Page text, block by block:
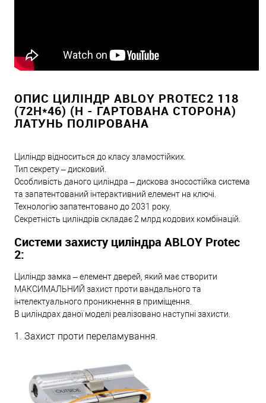
ОПИС ЦИЛІНДР ABLOY PROTEC2 118
(72H*46) (H - ГАРТОВАНА СТОРОНА)
ЛАТУНЬ ПОЛІРОВАНА
Циліндр відноситься до класу зламостійких.
Тип секрету – дисковий.
Особливість даного циліндра – дискова зносостійка система
та запатентований інтерактивний елемент на ключі.
Технологію запатентовано до 2031 року.
Секретність циліндрів складає 2 млрд кодових комбінацій.
Системи захисту циліндра ABLOY Protec
2:
Циліндр замка – елемент дверей, який має створити
МАКСИМАЛЬНИЙ захист проти вандального та
інтелектуального проникнення в приміщення.
В циліндрах даної моделі реалізовано наступні захисти.
1. Захист проти переламування.